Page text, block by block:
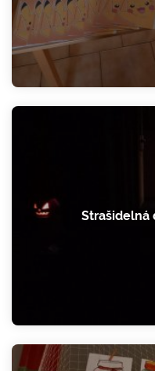
Strašidelná